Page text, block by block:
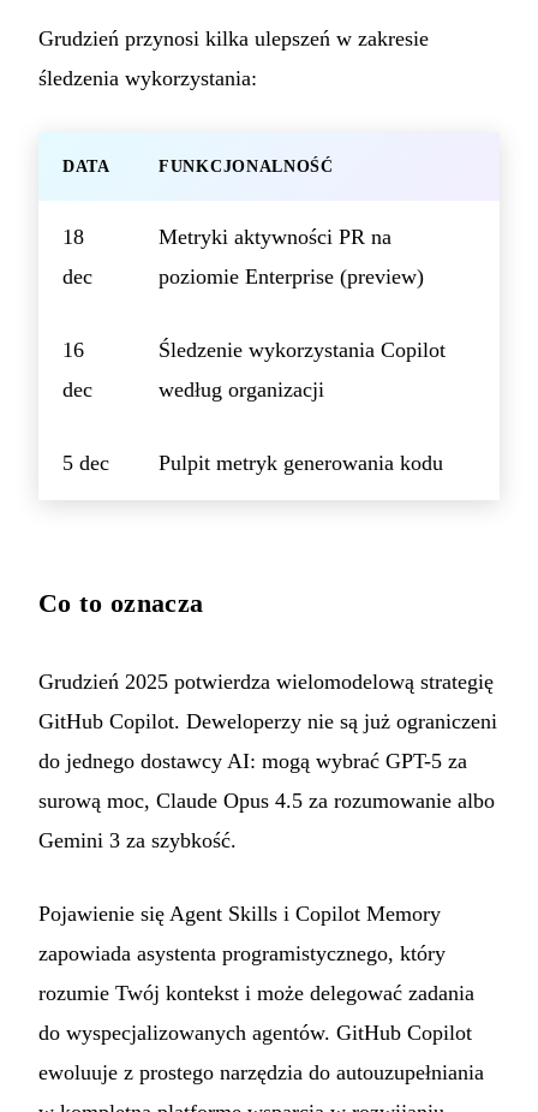
Grudzień przynosi kilka ulepszeń w zakresie
śledzenia wykorzystania:
DATA FUNKCJONALNOŚĆ
18
dec
Metryki aktywności PR na
poziomie Enterprise (preview)
16
dec
Śledzenie wykorzystania Copilot
według organizacji
5 dec Pulpit metryk generowania kodu
Co to oznacza
Grudzień 2025 potwierdza wielomodelową strategię
GitHub Copilot. Deweloperzy nie są już ograniczeni
do jednego dostawcy AI: mogą wybrać GPT-5 za
surową moc, Claude Opus 4.5 za rozumowanie albo
Gemini 3 za szybkość.
Pojawienie się Agent Skills i Copilot Memory
zapowiada asystenta programistycznego, który
rozumie Twój kontekst i może delegować zadania
do wyspecjalizowanych agentów. GitHub Copilot
ewoluuje z prostego narzędzia do autouzupełniania